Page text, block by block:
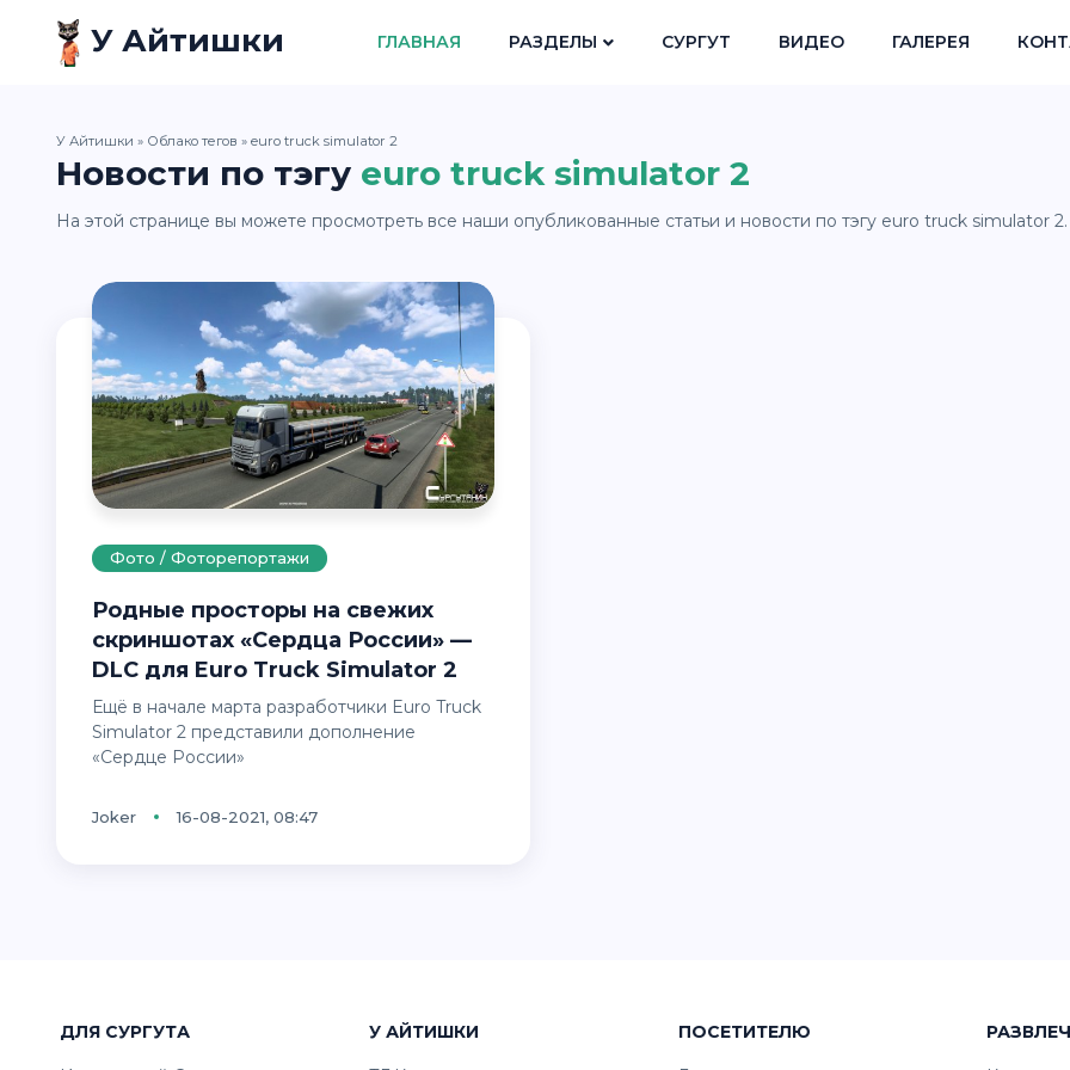
У Айтишки ГЛАВНАЯ РАЗДЕЛЫ СУРГУТ ВИДЕО ГАЛЕРЕЯ
У Айтишки » Облако тегов » euro truck simulator 2
Новости по тэгу euro truck simulator 2
На этой странице вы можете просмотреть все наши опубликованные статьи и новости по тэгу euro truck simulator 2.
Фото / Фоторепортажи
Родные просторы на свежих
скриншотах «Сердца России» —
DLC для Euro Truck Simulator 2
Ещё в начале марта разработчики Euro Truck
Simulator 2 представили дополнение
«Сердце России»
Joker 16-08-2021, 08:47
ДЛЯ СУРГУТА У АЙТИШКИ ПОСЕТИТЕЛЮ